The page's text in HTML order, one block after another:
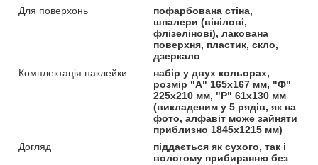
Для поверхонь
пофарбована стіна,
шпалери (вінілові,
флізелінові), лакована
поверхня, пластик, скло,
дзеркало
Комплектація наклейки
набір у двух кольорах,
розмір "А" 165x167 мм, "Ф"
225х210 мм, "Р" 61x130 мм
(викладеним у 5 рядів, як на
фото, алфавіт може зайняти
приблизно 1845x1215 мм)
Догляд
піддається як сухого, так і
вологому прибиранню без